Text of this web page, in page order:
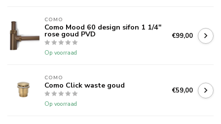
COMO
Como Mood 60 design sifon 1 1/4"
rose goud PVD
Op voorraad
€99,00
COMO
Como Click waste goud
Op voorraad
€59,00